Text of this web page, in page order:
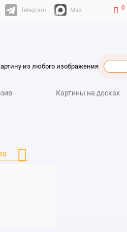
Telegram Max 0
из любого изображения
Картины на досках